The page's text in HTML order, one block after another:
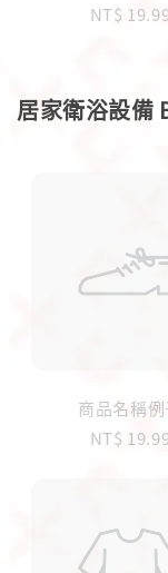
NT$
居家衛浴設備
商品名稱例
NT$